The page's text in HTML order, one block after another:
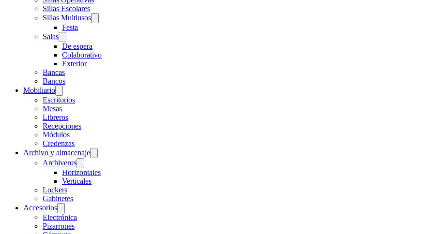
Sillas Escolares
Sillas Multiusos
Festa
Salas
De espera
Colaborativo
Exterior
Bancas
Bancos
Mobiliario
Escritorios
Mesas
Libreros
Recepciones
Módulos
Credenzas
Archivo y almacenaje
Archiveros
Horizontales
Verticales
Lockers
Gabinetes
Accesorios
Electrónica
Pizarrones